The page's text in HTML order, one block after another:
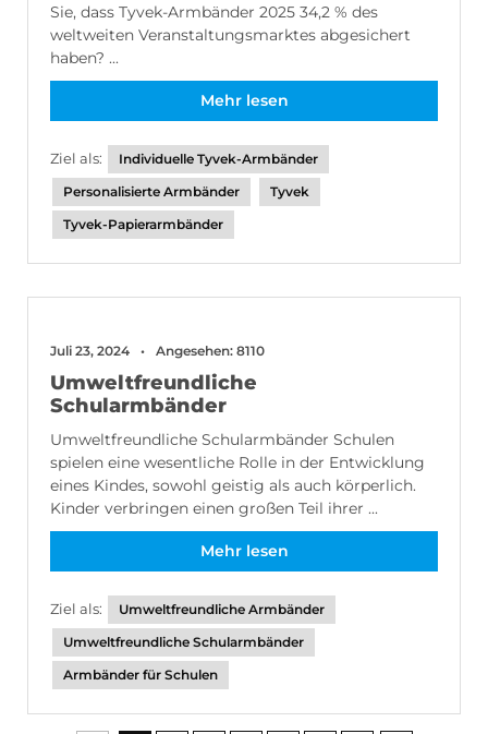
Sie, dass Tyvek-Armbänder 2025 34,2 % des
weltweiten Veranstaltungsmarktes abgesichert
haben? ...
Mehr lesen
Ziel als:
Individuelle Tyvek-Armbänder
Personalisierte Armbänder
Tyvek
Tyvek-Papierarmbänder
Juli 23, 2024 Angesehen: 8110
Umweltfreundliche
Schularmbänder
Umweltfreundliche Schularmbänder Schulen
spielen eine wesentliche Rolle in der Entwicklung
eines Kindes, sowohl geistig als auch körperlich.
Kinder verbringen einen großen Teil ihrer ...
Mehr lesen
Ziel als:
Umweltfreundliche Armbänder
Umweltfreundliche Schularmbänder
Armbänder für Schulen